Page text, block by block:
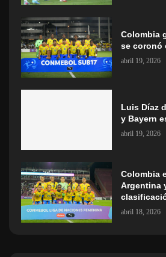
Colombia
se coronó
abril 19, 2026
Luis Díaz
y Bayern
abril 19, 2026
Colombia
Argentina
abril 18, 2026